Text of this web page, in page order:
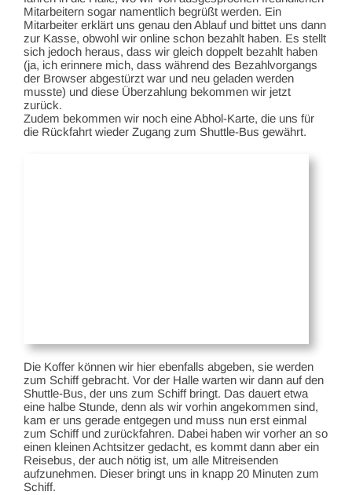
Mitarbeitern sogar namentlich begrüßt werden. Ein
Mitarbeiter erklärt uns genau den Ablauf und bittet uns dann
zur Kasse, obwohl wir online schon bezahlt haben. Es stellt
sich jedoch heraus, dass wir gleich doppelt bezahlt haben
(ja, ich erinnere mich, dass während des Bezahlvorgangs
der Browser abgestürzt war und neu geladen werden
musste) und diese Überzahlung bekommen wir jetzt
zurück.
Zudem bekommen wir noch eine Abhol-Karte, die uns für
die Rückfahrt wieder Zugang zum Shuttle-Bus gewährt.
Die Koffer können wir hier ebenfalls abgeben, sie werden
zum Schiff gebracht. Vor der Halle warten wir dann auf den
Shuttle-Bus, der uns zum Schiff bringt. Das dauert etwa
eine halbe Stunde, denn als wir vorhin angekommen sind,
kam er uns gerade entgegen und muss nun erst einmal
zum Schiff und zurückfahren. Dabei haben wir vorher an so
einen kleinen Achtsitzer gedacht, es kommt dann aber ein
Reisebus, der auch nötig ist, um alle Mitreisenden
aufzunehmen. Dieser bringt uns in knapp 20 Minuten zum
Schiff.